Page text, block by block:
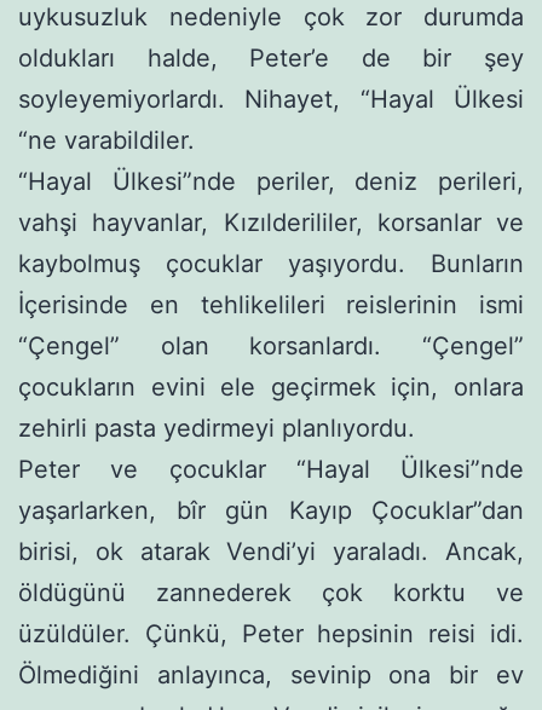
uykusuzluk nedeniyle çok zor durumda
oldukları halde, Peter’e de bir şey
soyleyemiyorlardı. Nihayet, “Hayal Ülke­si
“ne varabildiler.
“Hayal Ülkesi”nde periler, deniz perileri,
vahşi hayvanlar, Kı­zılderililer, korsanlar ve
kaybolmuş çocuklar yaşıyordu. Bunların
İçerisinde en tehlikelileri reislerinin ismi
“Çengel” olan korsanlar­dı. “Çengel”
çocukların evini ele geçirmek için, onlara
zehirli pasta yedirmeyi planlıyordu.
Peter ve çocuklar “Hayal Ülkesi”nde
yaşarlarken, bîr gün Ka­yıp Çocuklar”dan
birisi, ok atarak Vendi’yi yaraladı. Ancak,
öldügünü zannederek çok korktu ve
üzüldüler. Çünkü, Peter hepsinin reisi idi.
Ölmediğini anlayınca, sevinip ona bir ev